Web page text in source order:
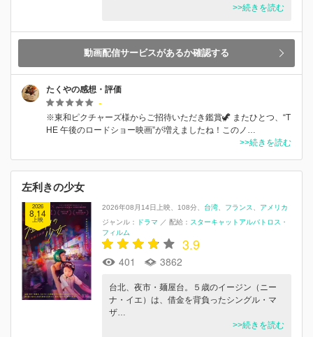
>>続きを読む
動画配信サービスがあるか確認する
たくやの感想・評価
-
※東和ピクチャーズ様からご招待いただき鑑賞🦖 またひとつ、“T
HE 午後のロードショー映画”が増えましたね！このノ…
>>続きを読む
左利きの少女
2026
8.14
上映
2026年08月14日上映 108分 台湾 フランス
アメリカ
ジャンル：
ドラマ ／ 配給： スターキャットアルバトロス・
フィルム
3.9
401 3862
台北、夜市・麺屋台。５歳のイージン（ニー
ナ・イエ）は、借金を背負ったシングル・マ
ザ…
>>続きを読む